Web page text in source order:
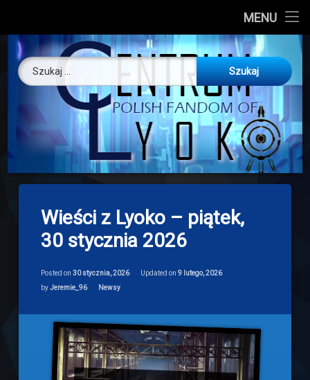
MENU
About us
O nas
Artykuły
Discord
Drogowskaz
Download
Skip
content
Centrum
Szukaj:
Wieści z Lyoko – piątek,
30 stycznia 2026
Posted on30 stycznia, 2026 Updated on9 lutego, 2026
byJeremie_96 Categories:
Newsy